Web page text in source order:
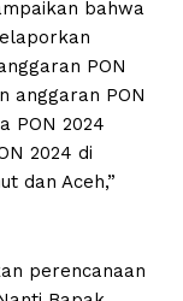
bahwa
PON
anggaran PON
PON 2024
2024 di
dan Aceh,”
perencanaan